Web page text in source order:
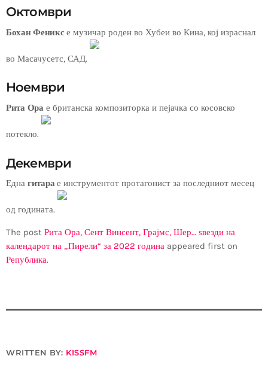
Октомври
Бохан Фениксе музичар роден во Хубеи во Кина, кој израснал
во Масачусетс, САД.
Ноември
Рита Ора е британска композиторка и пејачка со косовско
потекло.
Декември
Една гитара е инструментот протагонист за последниот месец
од годината.
The post Рита Ора, Сент Винсент, Грајмс, Шер… ѕвезди на
календарот на „Пирели“ за 2022 година appeared first on
Република.
WRITTEN BY: KISSFM